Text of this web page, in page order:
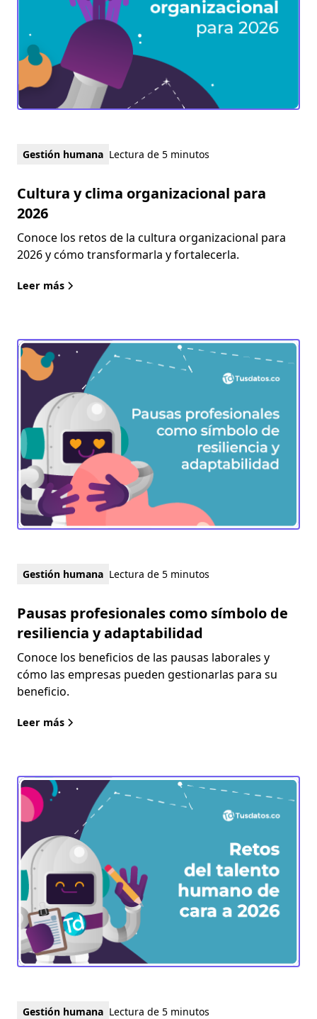
Gestión humana Lectura de 5 minutos
Cultura y clima organizacional para
2026
Conoce los retos de la cultura organizacional para
2026 y cómo transformarla y fortalecerla.
Leer más
Gestión humana Lectura de 5 minutos
Pausas profesionales como símbolo de
resiliencia y adaptabilidad
Conoce los beneficios de las pausas laborales y
cómo las empresas pueden gestionarlas para su
beneficio.
Leer más
Gestión humana Lectura de 5 minutos